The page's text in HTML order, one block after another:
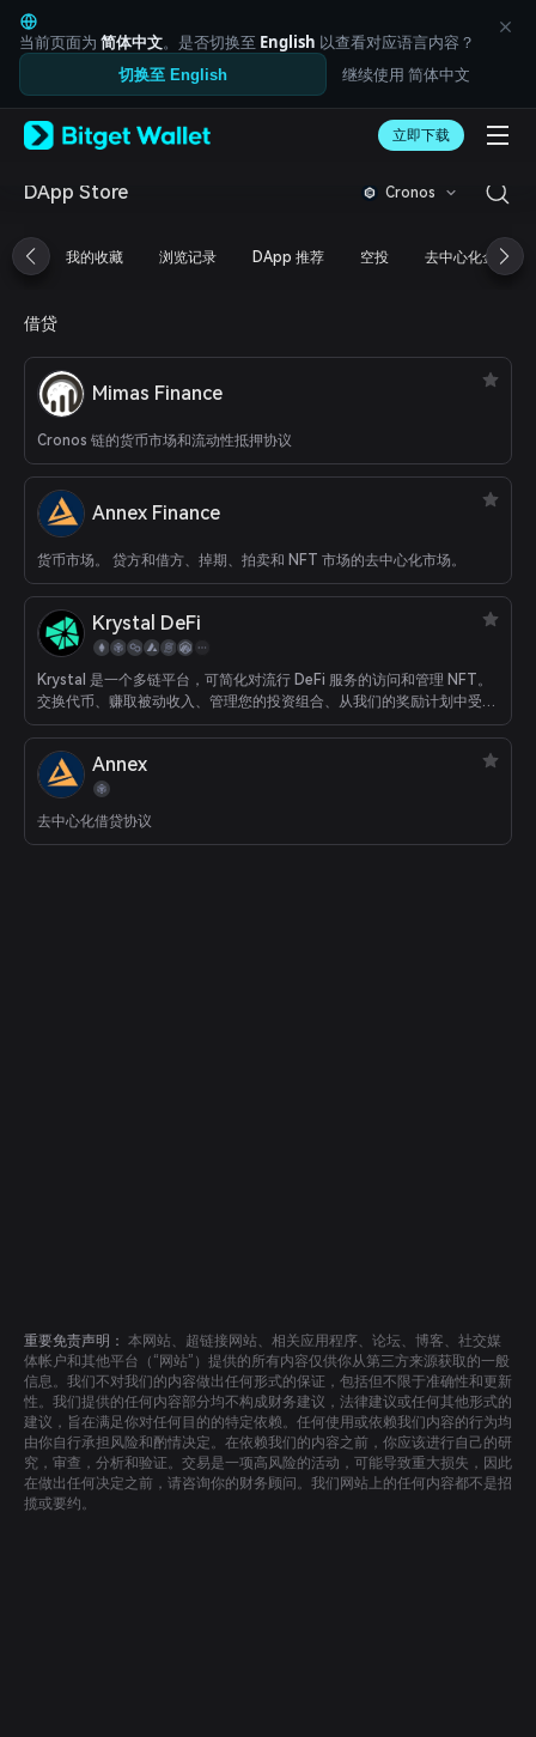
English
日本語
Tiếng Việt
Русский
Español (Latinoamérica)
Türkçe
Français
简体中文
繁體中文
Bahasa Indonesia
ภาษาไทย
العربية
Español
Português (Brasil)
Español (Argentina)
当前页面为 简体中文。是否切换至 English 以查看对应语言内容？
切换至 English 继续使用 简体中文
立即下载
DApp Store Cronos
我的收藏 浏览记录 DApp 推荐 空投 去中心化金融
借贷
Mimas Finance
Cronos 链的货币市场和流动性抵押协议
Annex Finance
货币市场。 贷方和借方、掉期、拍卖和 NFT 市场的去中心化市场。
Krystal DeFi
Krystal 是一个多链平台，可简化对流行 DeFi 服务的访问和管理 NFT。
交换代币、赚取被动收入、管理您的投资组合、从我们的奖励计划中受益
并参与我们社区启动板 (KrystalGO) 上的代币发布。 现在支持 10 个区块
Annex
去中心化借贷协议
重要免责声明： 本网站、超链接网站、相关应用程序、论坛、博客、社交媒
体帐户和其他平台（“网站”）提供的所有内容仅供你从第三方来源获取的一般
信息。我们不对我们的内容做出任何形式的保证，包括但不限于准确性和更新
性。我们提供的任何内容部分均不构成财务建议，法律建议或任何其他形式的
建议，旨在满足你对任何目的的特定依赖。任何使用或依赖我们内容的行为均
由你自行承担风险和酌情决定。在依赖我们的内容之前，你应该进行自己的研
究，审查，分析和验证。交易是一项高风险的活动，可能导致重大损失，因此
在做出任何决定之前，请咨询你的财务顾问。我们网站上的任何内容都不是招
揽或要约。